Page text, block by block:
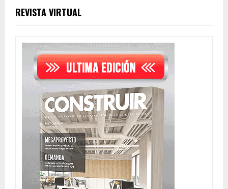
REVISTA VIRTUAL